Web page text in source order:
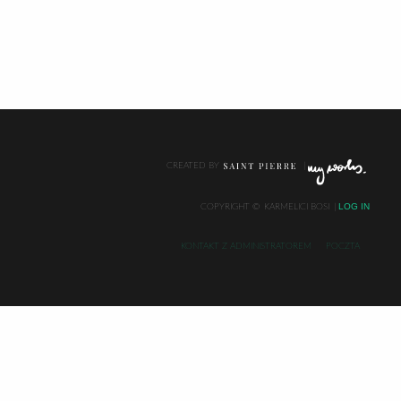
CREATED BY
COPYRIGHT © KARMELICI BOSI LOG IN
KONTAKT Z ADMINISTRATOREM POCZTA